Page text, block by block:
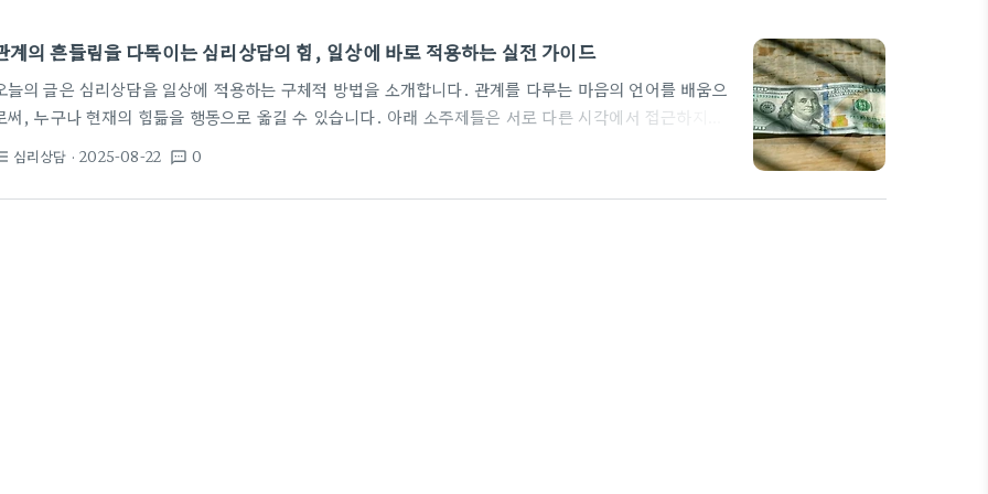
계의 흔들림을 다독이는 심리상담의 힘, 일상에 바로 적용하는 실전 가이드
늘의 글은 심리상담을 일상에 적용하는 구체적 방법을 소개합니다. 관계를 다루는 마음의 언어를 배움으
써, 누구나 현재의 힘듦을 행동으로 옮길 수 있습니다. 아래 소주제들은 서로 다른 시각에서 접근하지만
계 맥락과 상담의 필요성 연애와 소통의 경계가 흐르는 지금, 많은 사람이 관계를 시작할 때 기대와 불안이
시에 나타난다고 말합니다. 특히 30대에서는 과거의 상처나 실패가 현재의 만남에 그림자를 드리웁니다.
심리상담 · 2025-08-22 textsms 0